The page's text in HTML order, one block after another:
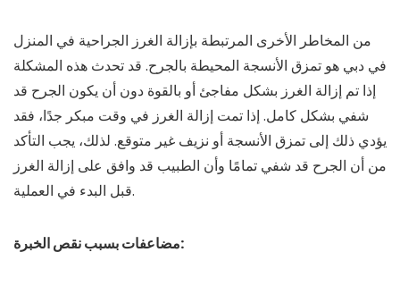
من المخاطر الأخرى المرتبطة بإزالة الغرز الجراحية في المنزل
في دبي هو تمزق الأنسجة المحيطة بالجرح. قد تحدث هذه المشكلة
إذا تم إزالة الغرز بشكل مفاجئ أو بالقوة دون أن يكون الجرح قد
شفي بشكل كامل. إذا تمت إزالة الغرز في وقت مبكر جدًا، فقد
يؤدي ذلك إلى تمزق الأنسجة أو نزيف غير متوقع. لذلك، يجب التأكد
من أن الجرح قد شفي تمامًا وأن الطبيب قد وافق على إزالة الغرز
قبل البدء في العملية.
مضاعفات بسبب نقص الخبرة: